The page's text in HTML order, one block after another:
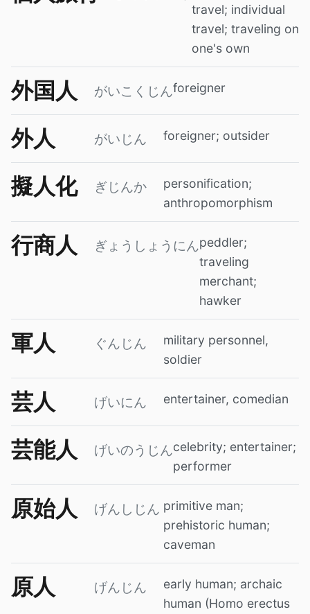
travel; individual
travel; traveling on
one's own
外国人 がいこくじんforeigner
外人 がいじん foreigner; outsider
擬人化 ぎじんか
personification;
anthropomorphism
行商人 ぎょうしょうにんpeddler;
traveling
merchant;
hawker
軍人 ぐんじん
military personnel,
soldier
芸人 げいにん entertainer, comedian
芸能人 げいのうじんcelebrity; entertainer;
performer
原始人 げんしじん primitive man;
prehistoric human;
caveman
原人 げんじん
early human; archaic
human (Homo erectus